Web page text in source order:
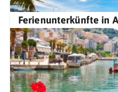
Ferienunterkünfte in